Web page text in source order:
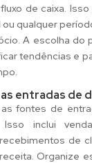
de caixa.
ou qualquer
A escolha do
tendências e
entradas de
fontes de
inclui
de
Organize